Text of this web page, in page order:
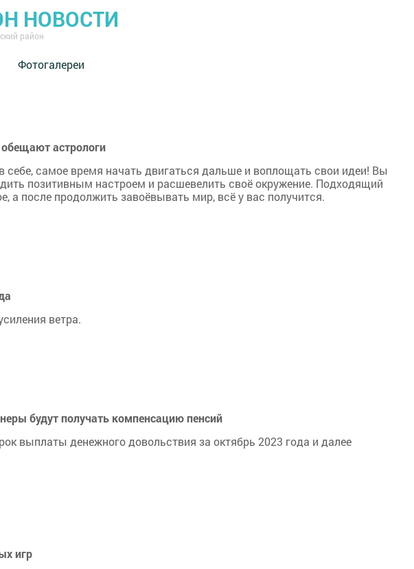
НОВОСТИ
район
Фотогалереи
обещают астрологи
себе, самое время начать двигаться дальше и воплощать свои идеи! Вы
позитивным настроем и расшевелить своё окружение. Подходящий
а после продолжить завоёвывать мир, всё у вас получится.
ветра.
будут получать компенсацию пенсий
выплаты денежного довольствия за октябрь 2023 года и далее
игр